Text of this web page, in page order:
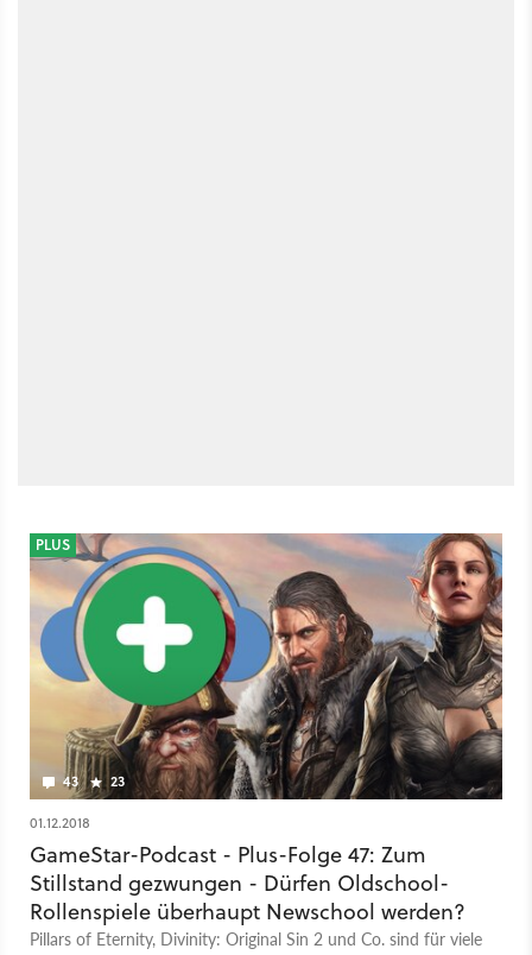
43 23
PLUS
01.12.2018
GameStar-Podcast - Plus-Folge 47: Zum
Stillstand gezwungen - Dürfen Oldschool-
Rollenspiele überhaupt Newschool werden?
Pillars of Eternity, Divinity: Original Sin 2 und Co. sind für viele